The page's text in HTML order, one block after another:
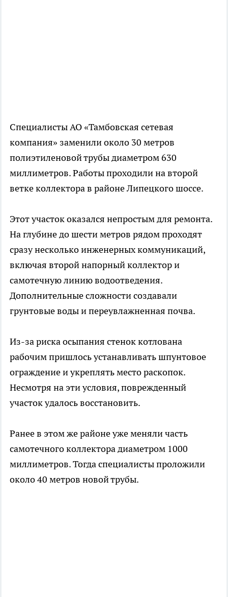
Специалисты АО «Тамбовская сетевая
компания» заменили около 30 метров
полиэтиленовой трубы диаметром 630
миллиметров. Работы проходили на второй
ветке коллектора в районе Липецкого шоссе.
Этот участок оказался непростым для ремонта.
На глубине до шести метров рядом проходят
сразу несколько инженерных коммуникаций,
включая второй напорный коллектор и
самотечную линию водоотведения.
Дополнительные сложности создавали
грунтовые воды и переувлажненная почва.
Из-за риска осыпания стенок котлована
рабочим пришлось устанавливать шпунтовое
ограждение и укреплять место раскопок.
Несмотря на эти условия, поврежденный
участок удалось восстановить.
Ранее в этом же районе уже меняли часть
самотечного коллектора диаметром 1000
миллиметров. Тогда специалисты проложили
около 40 метров новой трубы.